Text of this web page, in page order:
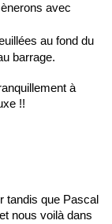
avec
au fond du
barrage.
à
!!
tandis que Pascal
nous voilà dans